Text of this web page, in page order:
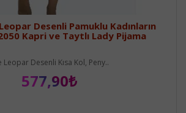
Desenli Pamuklu Kadınların
Kapri ve Taytlı Lady Pijama
Leopar Desenli Kısa Kol, Peny..
577,90₺